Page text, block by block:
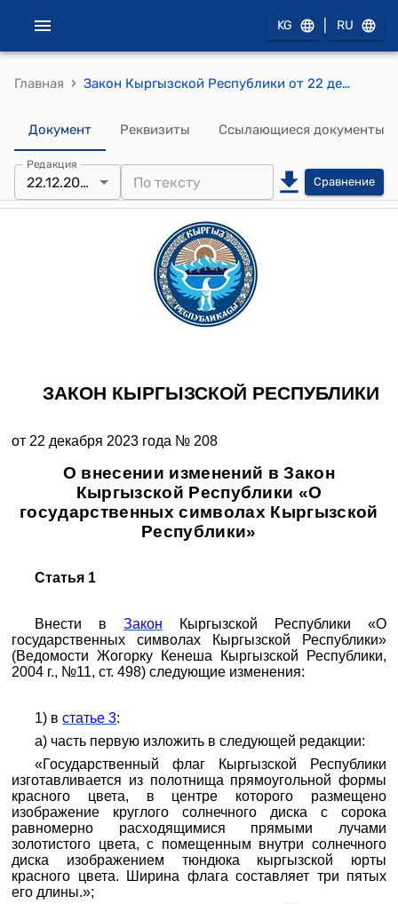
KG RU
Главная › Закон Кыргызской Республики от 22 декабря 2023 года № 208 "О внесении изменений в Закон Кыргызской Республики "О государственных символах Кыргызской Республики"
Документ Реквизиты Ссылающиеся документы
Редакция
22.12.2023 Сравнение